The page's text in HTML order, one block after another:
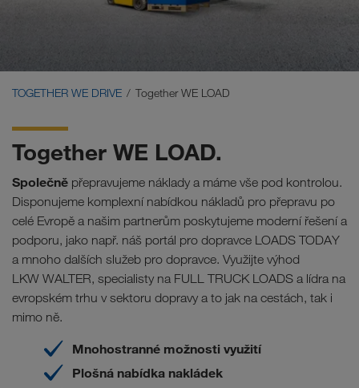
TOGETHER WE DRIVE Together WE LOAD
Together WE LOAD.
Společně přepravujeme náklady a máme vše pod kontrolou.
Disponujeme komplexní nabídkou nákladů pro přepravu po
celé Evropě a našim partnerům poskytujeme moderní řešení a
podporu, jako např. náš portál pro dopravce LOADS TODAY
a mnoho dalších služeb pro dopravce. Využijte výhod
LKW WALTER, specialisty na FULL TRUCK LOADS a lídra na
evropském trhu v sektoru dopravy a to jak na cestách, tak i
mimo ně.
Mnohostranné možnosti využití
Plošná nabídka nakládek